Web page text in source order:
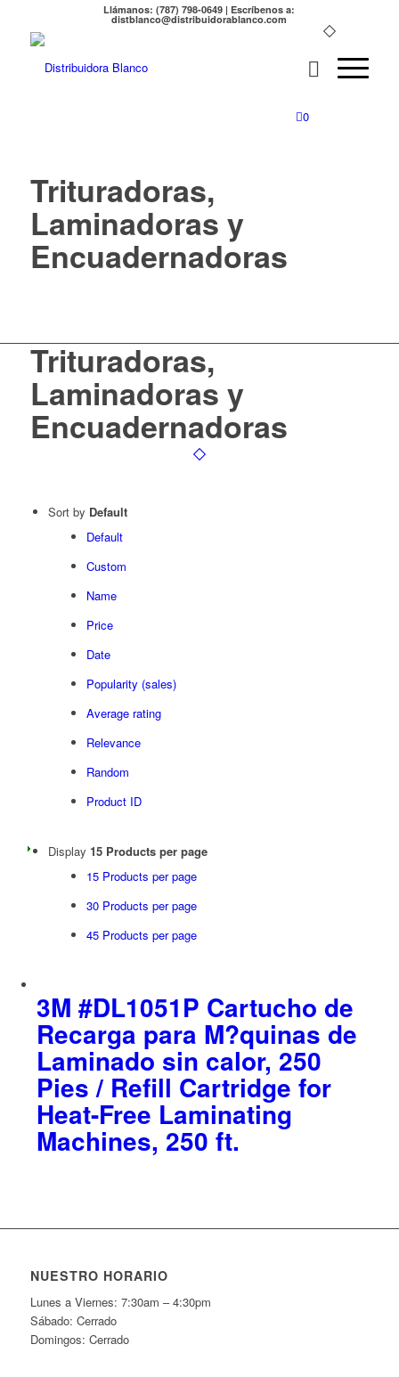
Llámanos: (787) 798-0649 | Escríbenos a:
distblanco@distribuidorablanco.com
0
Trituradoras,
Laminadoras y
Encuadernadoras
Trituradoras,
Laminadoras y
Encuadernadoras
Sort by Default
Default
Custom
Name
Price
Date
Popularity (sales)
Average rating
Relevance
Random
Product ID
Display 15 Products per page
15 Products per page
30 Products per page
45 Products per page
3M #DL1051P Cartucho de
Recarga para M?quinas de
Laminado sin calor, 250
Pies / Refill Cartridge for
Heat-Free Laminating
Machines, 250 ft.
NUESTRO HORARIO
Lunes a Viernes: 7:30am – 4:30pm
Sábado: Cerrado
Domingos: Cerrado